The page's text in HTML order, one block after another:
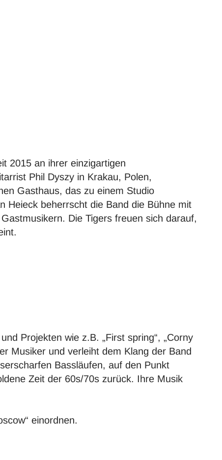
2015 an ihrer einzigartigen
Phil Dyszy in Krakau, Polen,
Gasthaus, das zu einem Studio
Heieck beherrscht die Band die Bühne mit
Die Tigers freuen sich darauf,
Projekten wie z.B. „First spring“, „Corny
Musiker und verleiht dem Klang der Band
Bassläufen, auf den Punkt
Zeit der 60s/70s zurück. Ihre Musik
einordnen.